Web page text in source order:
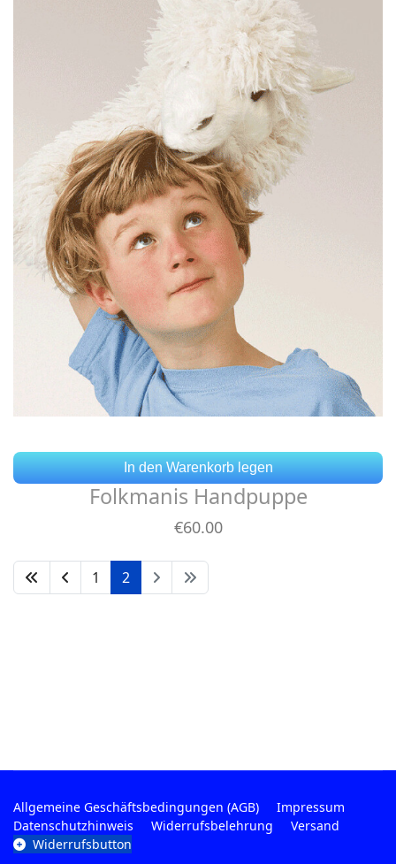
In den Warenkorb legen
Folkmanis Handpuppe
€60.00
1 2
Allgemeine Geschäftsbedingungen (AGB)
Impressum
Datenschutzhinweis
Widerrufsbelehrung
Versand
Widerrufsbutton